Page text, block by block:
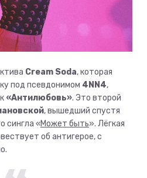
Cream Soda, которая
под псевдонимом 4NN4,
«Антилюбовь». Это второй
, вышедший спустя
сингла «Может быть». Лёгкая
об антигерое, с